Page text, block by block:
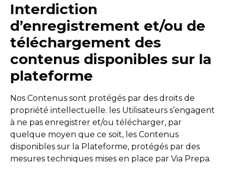
Interdiction
d’enregistrement et/ou de
téléchargement des
contenus disponibles sur la
plateforme
Nos Contenus sont protégés par des droits de
propriété intellectuelle. les Utilisateurs s’engagent
à ne pas enregistrer et/ou télécharger, par
quelque moyen que ce soit, les Contenus
disponibles sur la Plateforme, protégés par des
mesures techniques mises en place par Via Prepa.